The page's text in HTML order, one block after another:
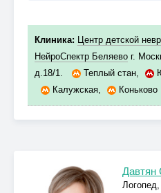
Клиника: Центр детской
НейроСпектр Беляево г.
д.18/1.
Теплый стан,
Калужская, Коньково
Давтян